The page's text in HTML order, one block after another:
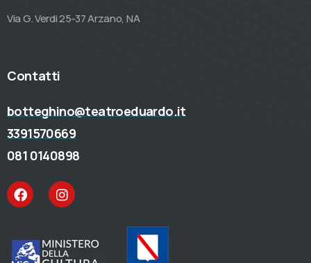
Via G. Verdi 25-37 Arzano, NA
Contatti
botteghino@teatroeduardo.it
3391570669
081 0140898